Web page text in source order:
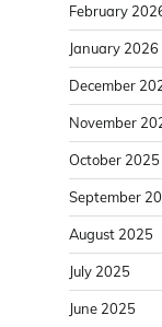
February
January 2026
December
November
October 2025
September
August 2025
July 2025
June 2025